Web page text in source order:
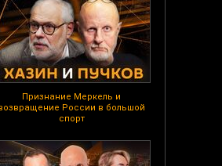
Признание Меркель и
России в большой
спорт